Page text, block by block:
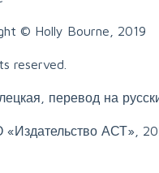
© Holly Bourne, 2019
reserved.
перевод на
АСТ»,